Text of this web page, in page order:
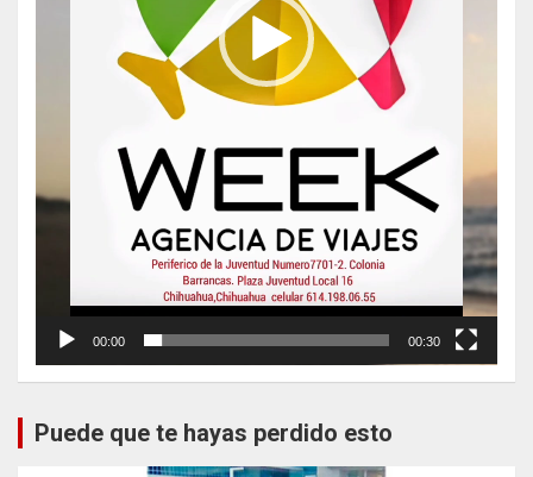
00:00 00:30
Puede que te hayas perdido esto